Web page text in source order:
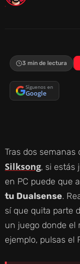
3 min de lectura
Síguenos en
Google
Tras dos semanas
Silksong, si estás
en PC puede que
tu Dualsense.
sí que quita parte
un juego donde el
ejemplo, pulsas el